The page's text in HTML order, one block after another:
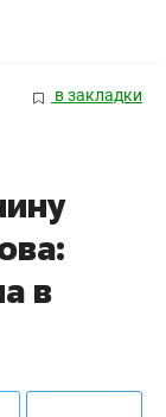
в закладки
в